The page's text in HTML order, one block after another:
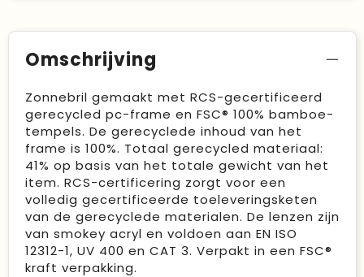
Omschrijving
Zonnebril gemaakt met RCS-gecertificeerd
gerecycled pc-frame en FSC® 100% bamboe-
tempels. De gerecyclede inhoud van het
frame is 100%. Totaal gerecycled materiaal:
41% op basis van het totale gewicht van het
item. RCS-certificering zorgt voor een
volledig gecertificeerde toeleveringsketen
van de gerecyclede materialen. De lenzen zijn
van smokey acryl en voldoen aan EN ISO
12312-1, UV 400 en CAT 3. Verpakt in een FSC®
kraft verpakking.